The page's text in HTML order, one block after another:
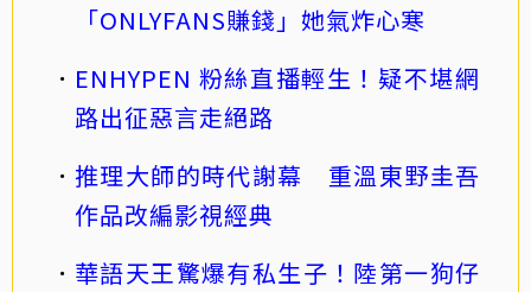
「ONLYFANS賺錢」她氣炸心寒
ENHYPEN 粉絲直播輕生！疑不堪網
路出征惡言走絕路
推理大師的時代謝幕 重溫東野圭吾
作品改編影視經典
華語天王驚爆有私生子！陸第一狗仔